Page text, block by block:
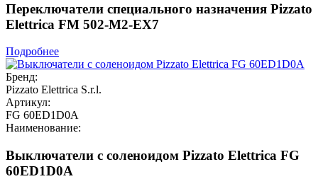
Переключатели специального назначения Pizzato
Elettrica FM 502-M2-EX7
Подробнее
Бренд:
Pizzato Elettrica S.r.l.
Артикул:
FG 60ED1D0A
Наименование:
Выключатели с соленоидом Pizzato Elettrica FG
60ED1D0A